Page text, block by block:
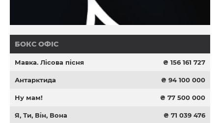
БОКС ОФІС
Мавка. Лісова пісня ₴ 156 161 727
Антарктида ₴ 94 100 000
Ну мам! ₴ 77 500 000
Я, Ти, Він, Вона ₴ 71 039 476